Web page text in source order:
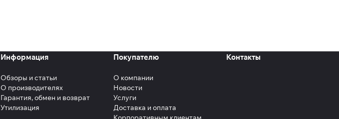
Информация
Обзоры и статьи
О производителях
Гарантия, обмен и возврат
Утилизация
Покупателю
О компании
Новости
Услуги
Доставка и оплата
Контакты